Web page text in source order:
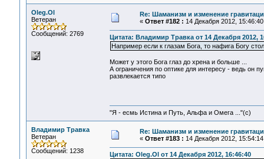
Oleg.Ol
Ветеран
Сообщений: 2769
Re: Шаманизм и изменение
« Ответ #182 : 14 Декабря 2012,
Цитата: Владимир Травка от 14 Декабря 2012,
Например если к глазам Бога, то нафига Богу
Может у этого Бога глаз до хрена и больше ...
А ограничения по оптике для интересу - ведь он
развлекается типо
"Я - есмь Истина и Путь, Альфа и Омега ..."(с)
Владимир Травка
Ветеран
Сообщений: 1238
Re: Шаманизм и изменение
« Ответ #183 : 14 Декабря 2012,
Цитата: Oleg.Ol от 14 Декабря 2012, 16:46:40